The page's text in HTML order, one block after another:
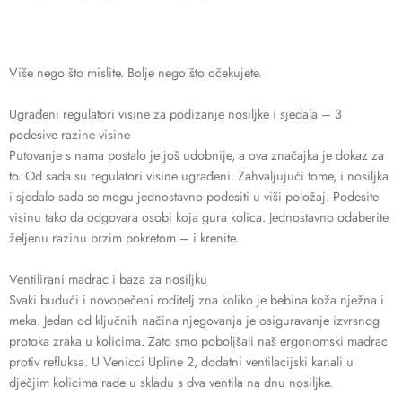
Više nego što mislite. Bolje nego što očekujete.
Ugrađeni regulatori visine za podizanje nosiljke i sjedala – 3
podesive razine visine
Putovanje s nama postalo je još udobnije, a ova značajka je dokaz za
to. Od sada su regulatori visine ugrađeni. Zahvaljujući tome, i nosiljka
i sjedalo sada se mogu jednostavno podesiti u viši položaj. Podesite
visinu tako da odgovara osobi koja gura kolica. Jednostavno odaberite
željenu razinu brzim pokretom – i krenite.
Ventilirani madrac i baza za nosiljku
Svaki budući i novopečeni roditelj zna koliko je bebina koža nježna i
meka. Jedan od ključnih načina njegovanja je osiguravanje izvrsnog
protoka zraka u kolicima. Zato smo poboljšali naš ergonomski madrac
protiv refluksa. U Venicci Upline 2, dodatni ventilacijski kanali u
dječjim kolicima rade u skladu s dva ventila na dnu nosiljke.